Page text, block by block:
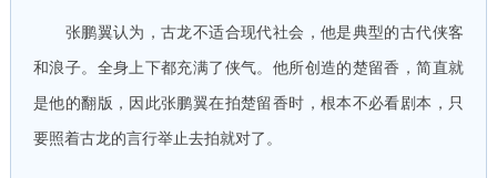
张鹏翼认为，古龙不适合现代社会，他是典型的古代侠客
和浪子。全身上下都充满了侠气。他所创造的楚留香，简直就
是他的翻版，因此张鹏翼在拍楚留香时，根本不必看剧本，只
要照着古龙的言行举止去拍就对了。